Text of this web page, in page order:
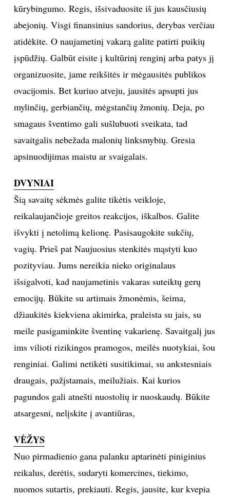
ISTORIJA
INTERJERAS
NAMAI
VIRTUVĖ
VAIKAI
NELAIMĖS
KONTAKTAI
PRIVATUMO POLITIKA
Sekite mus:
NAUJIENLAIŠKĮ
Jūs sutinkate su
taisyklėmis
kūrybingumo. Regis, išsivaduosite iš jus kausčiusių
abejonių. Visgi finansinius sandorius, derybas verčiau
atidėkite. O naujametinį vakarą galite patirti puikių
įspūdžių. Galbūt eisite į kultūrinį renginį arba patys jį
organizuosite, jame reikšitės ir mėgausitės publikos
ovacijomis. Bet kuriuo atveju, jausitės apsupti jus
mylinčių, gerbiančių, mėgstančių žmonių. Deja, po
smagaus šventimo gali sušlubuoti sveikata, tad
savaitgalis nebežada malonių linksmybių. Gresia
apsinuodijimas maistu ar svaigalais.
DVYNIAI
Šią savaitę sėkmės galite tikėtis veikloje,
reikalaujančioje greitos reakcijos, iškalbos. Galite
išvykti į netolimą kelionę. Pasisaugokite sukčių,
vagių. Prieš pat Naujuosius stenkitės mąstyti kuo
pozityviau. Jums nereikia nieko originalaus
išsigalvoti, kad naujametinis vakaras suteiktų gerų
emocijų. Būkite su artimais žmonėmis, šeima,
džiaukitės kiekviena akimirka, praleista su jais, su
meile pasigaminkite šventinę vakarienę. Savaitgalį jus
ims vilioti rizikingos pramogos, meilės nuotykiai, šou
renginiai. Galimi netikėti susitikimai, su ankstesniais
draugais, pažįstamais, meilužiais. Kai kurios
pagundos gali atnešti nuostolių ir nuoskaudų. Būkite
atsargesni, nelįskite į avantiūras,
VĖŽYS
Nuo pirmadienio gana palanku aptarinėti piniginius
reikalus, derėtis, sudaryti komercines, tiekimo,
nuomos sutartis, prekiauti. Regis, jausite, kur kvepia